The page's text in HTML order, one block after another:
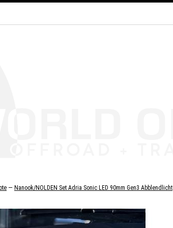
— Nanook/NOLDEN Set Adria Sonic LED 90mm Gen3 Abblendlicht